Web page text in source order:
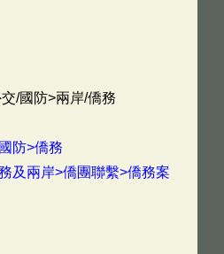
/國防>兩岸/僑務
防>僑務
及兩岸>僑團聯繫>僑務案